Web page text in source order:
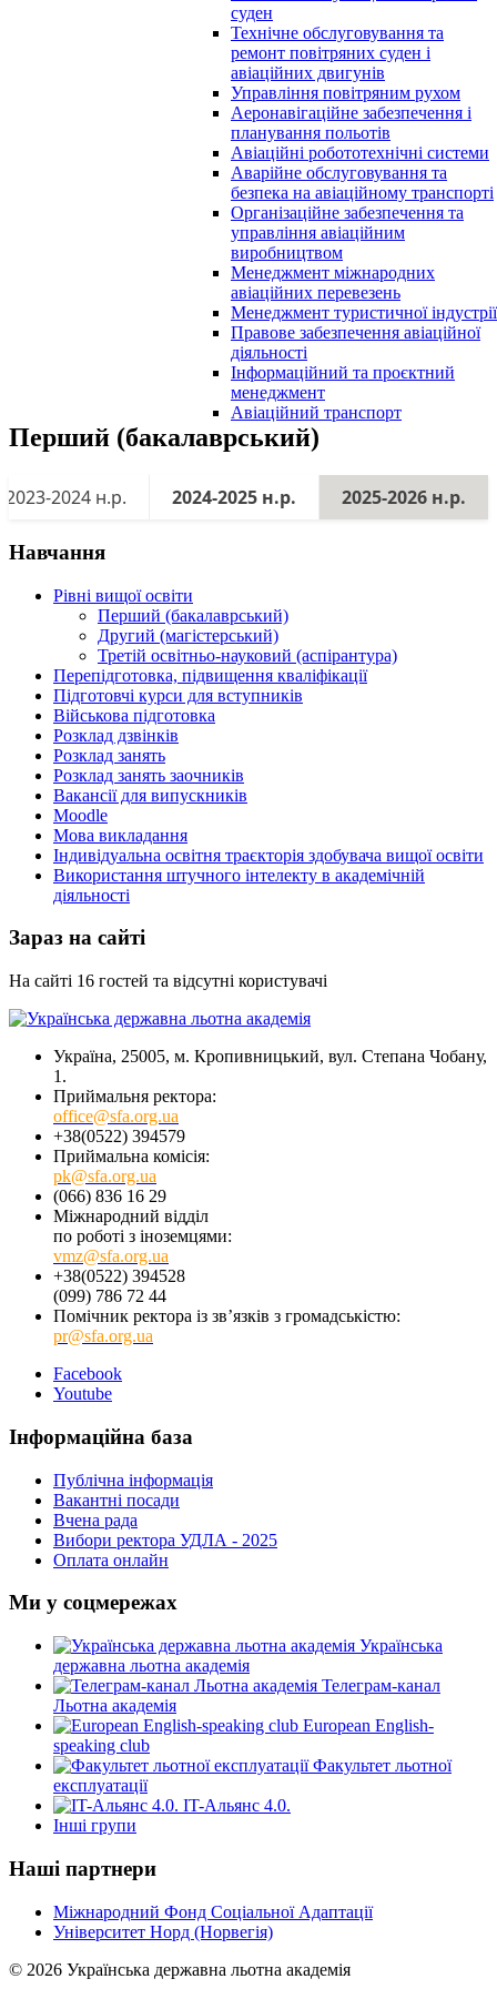
суден
Технічне обслуговування та
ремонт повітряних суден і
авіаційних двигунів
Управління повітряним рухом
Аеронавігаційне забезпечення і
планування польотів
Авіаційні робототехнічні системи
Аварійне обслуговування та
безпека на авіаційному транспорті
Організаційне забезпечення та
управління авіаційним
виробництвом
Менеджмент міжнародних
авіаційних перевезень
Менеджмент туристичної індустрії
Правове забезпечення авіаційної
діяльності
Інформаційний та проєктний
менеджмент
Авіаційний транспорт
Перший (бакалаврський)
2023-2024 н.р. 2024-2025 н.р. 2025-2026 н.р.
Навчання
Рівні вищої освіти
Перший (бакалаврський)
Другий (магістерський)
Третій освітньо-науковий (аспірантура)
Перепідготовка, підвищення кваліфікації
Пiдготовчі курси для вступників
Військова підготовка
Розклад дзвінків
Розклад занять
Розклад занять заочників
Вакансії для випускників
Moodle
Мова викладання
Індивідуальна освітня траєкторія здобувача вищої освіти
Використання штучного інтелекту в академічній
діяльності
Зараз на сайті
На сайті 16 гостей та відсутні користувачі
Україна, 25005, м. Кропивницький, вул. Степана Чобану,
1.
Приймальня ректора:
office@sfa.org.ua
+38(0522) 394579
Приймальна комісія:
pk@sfa.org.ua
(066) 836 16 29
Міжнародний відділ
по роботі з іноземцями:
vmz@sfa.org.ua
+38(0522) 394528
(099) 786 72 44
Помічник ректора із зв’язків з громадськістю:
pr@sfa.org.ua
Facebook
Youtube
Інформаційна база
Публічна інформація
Вакантні посади
Вчена рада
Вибори ректора УДЛА - 2025
Оплата онлайн
Ми у соцмережах
Українська
державна льотна академія
Телеграм-канал
Льотна академія
European English-
speaking club
Факультет льотної
експлуатації
IT-Альянс 4.0.
Інші групи
Наші партнери
Міжнародний Фонд Соціальної Адаптації
Університет Норд (Норвегія)
© 2026 Українська державна льотна академія